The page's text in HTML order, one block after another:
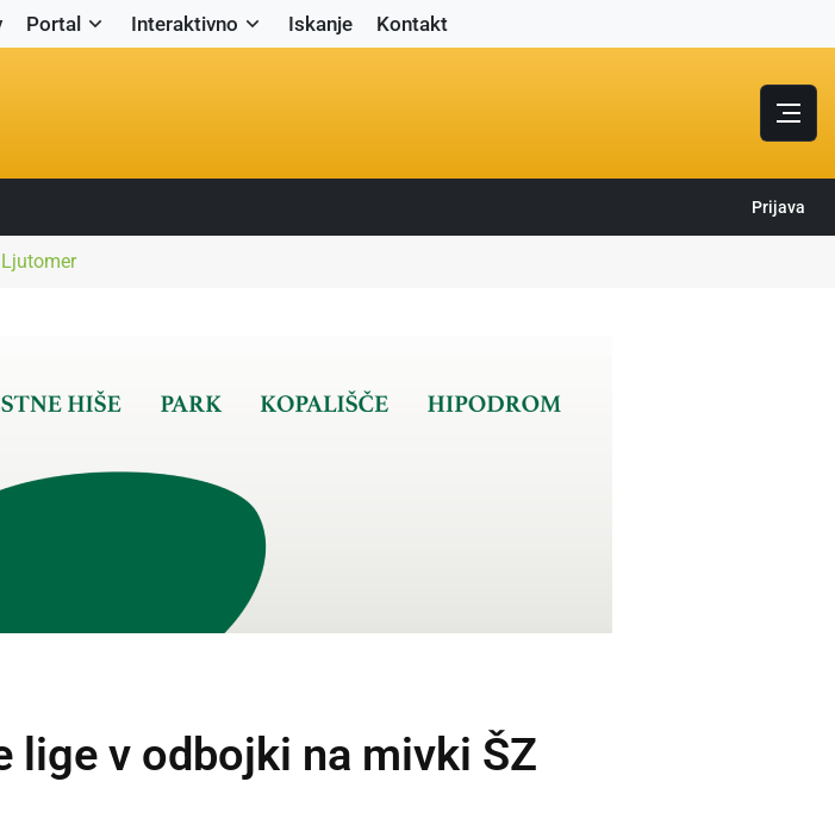
Portal Interaktivno Iskanje Kontakt
Prijava
lige v odbojki na mivki ŠZ